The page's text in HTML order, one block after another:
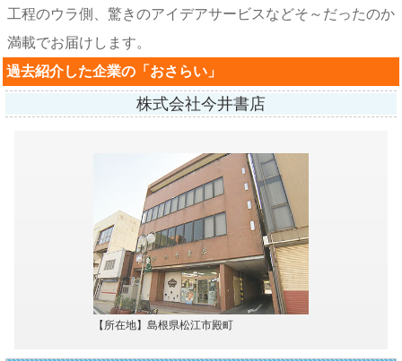
工程のウラ側、驚きのアイデアサービスなどそ～だったのか
満載でお届けします。
過去紹介した企業の「おさらい」
株式会社今井書店
【所在地】島根県松江市殿町